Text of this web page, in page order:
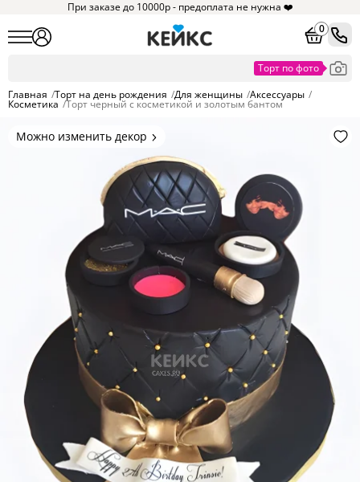
При заказе до 10000р - предоплата не нужна ❤️
0
Главная /Торт на день рождения /Для женщины /Аксессуары /
Косметика /Торт черный с косметикой и золотым бантом
Можно изменить декор
элементы и фигурки.